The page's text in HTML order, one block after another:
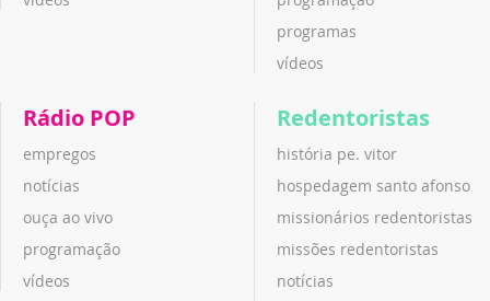
programas
vídeos
Rádio POP
empregos
notícias
ouça ao vivo
programação
vídeos
Redentoristas
história pe. vitor
hospedagem santo afonso
missionários redentoristas
missões redentoristas
notícias